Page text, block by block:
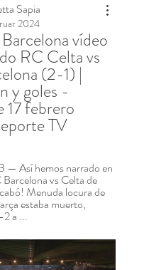
Sapia
2024
vídeo
RC Celta vs
(2-1) |
y goles -
17 febrero
TV
— Así hemos narrado en
vs Celta de
Menuda locura de
estaba muerto,
a ...